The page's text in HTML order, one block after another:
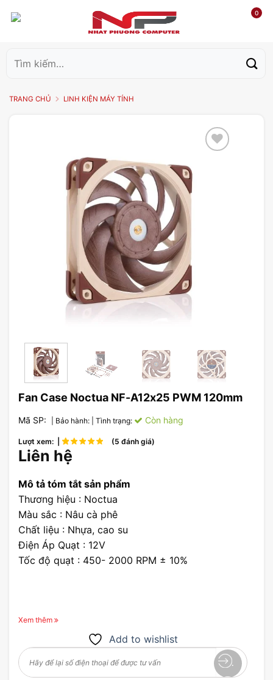
0
kiếm:
TRANG CHỦ LINH KIỆN MÁY TÍNH
Fan Case Noctua NF-A12x25 PWM 120mm
Mã SP: | Bảo hành: | Tình trạng: Còn hàng
Lượt xem: | (5 đánh giá)
Liên hệ
Mô tả tóm tắt sản phẩm
Thương hiệu : Noctua
Màu sắc : Nâu cà phê
Chất liệu : Nhựa, cao su
Điện Áp Quạt : 12V
Tốc độ quạt : 450- 2000 RPM ± 10%
Xem thêm
Add to wishlist